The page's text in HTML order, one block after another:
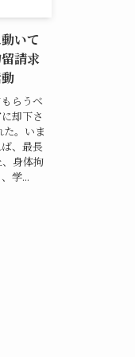
いて
請求
らうべ
却下さ
。いま
、最長
身体拘
学...